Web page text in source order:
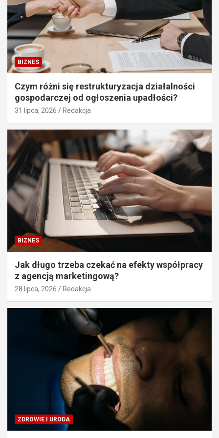
BIZNES
Czym różni się restrukturyzacja działalności
gospodarczej od ogłoszenia upadłości?
31 lipca, 2026 Redakcja
BIZNES
Jak długo trzeba czekać na efekty współpracy
z agencją marketingową?
28 lipca, 2026 Redakcja
ZDROWIE I URODA